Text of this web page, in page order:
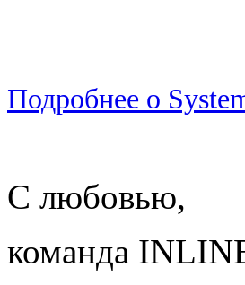
Подробнее о
С любовью,
команда